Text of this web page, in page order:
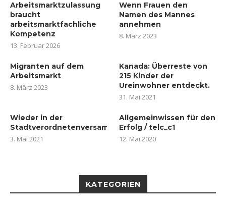
Arbeitsmarktzulassung
braucht
arbeitsmarktfachliche
Kompetenz
13. Februar 2026
Wenn Frauen den
Namen des Mannes
annehmen
8. März 2023
Migranten auf dem
Arbeitsmarkt
8. März 2023
Kanada: Überreste von
215 Kinder der
Ureinwohner entdeckt.
31. Mai 2021
Wieder in der
Stadtverordnetenversammlung
3. Mai 2021
Allgemeinwissen für den
Erfolg / telc_c1
12. Mai 2020
KATEGORIEN